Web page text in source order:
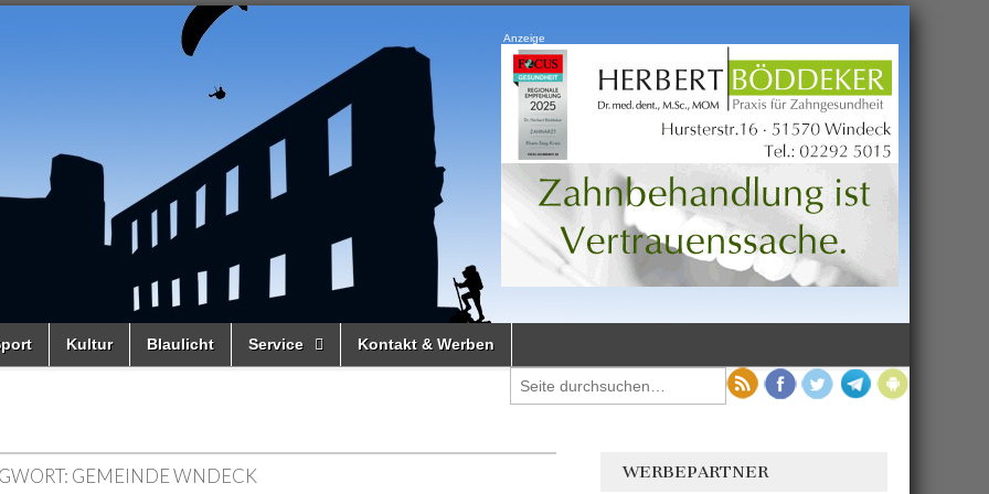
Anzeige
Kultur Blaulicht Service Kontakt & Werben
GEMEINDE WNDECK WERBEPARTNER